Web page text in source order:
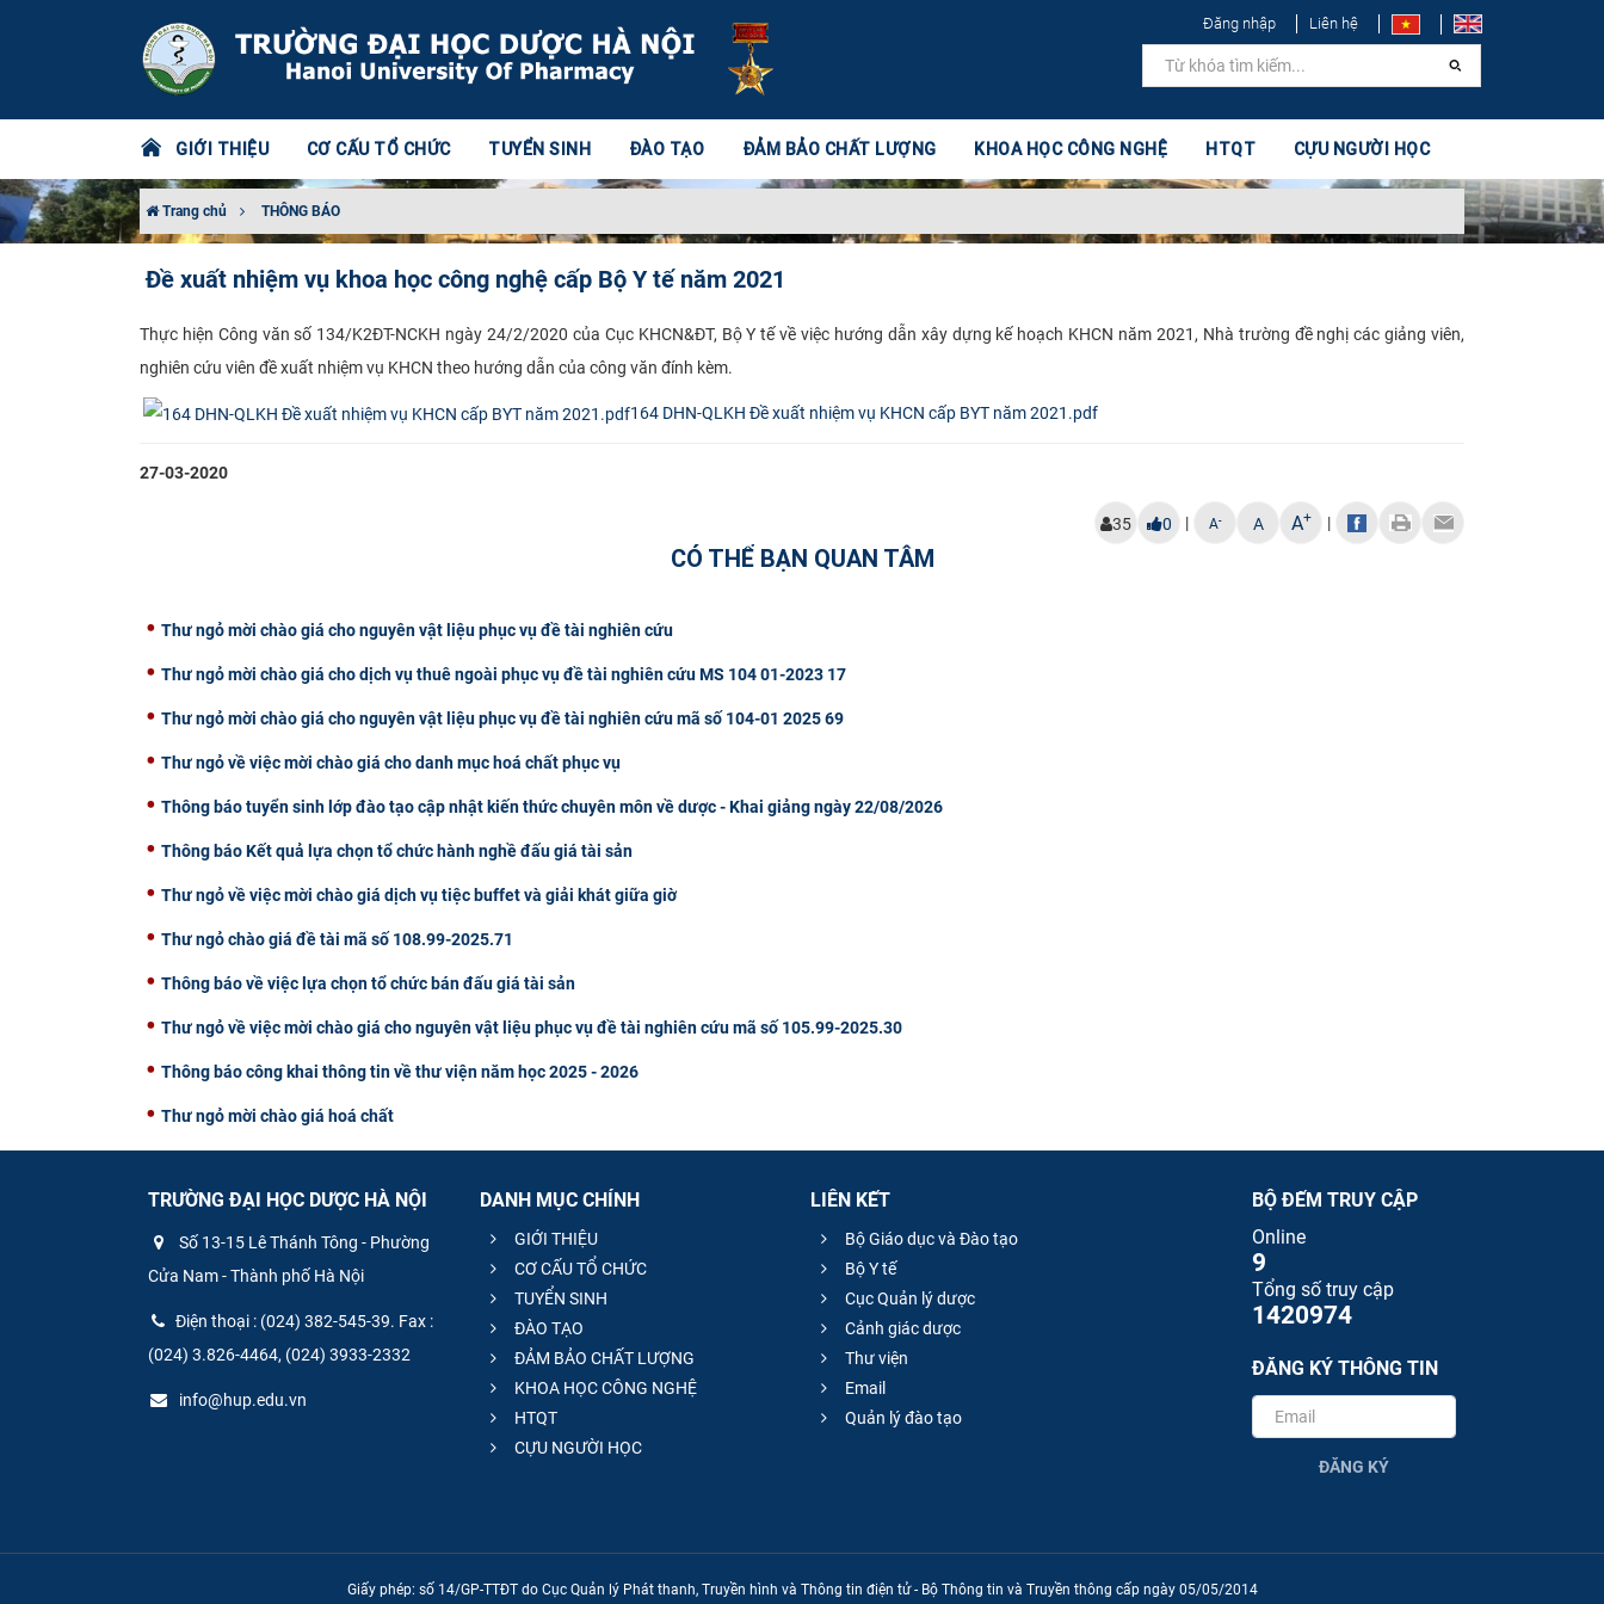
Đăng nhập Liên hệ
GIỚI THIỆU CƠ CẤU TỔ CHỨC TUYỂN SINH ĐÀO TẠO ĐẢM BẢO CHẤT LƯỢNG KHOA HỌC CÔNG NGHỆ HTQT CỰU NGƯỜI HỌC
Trang chủ THÔNG BÁO
Đề xuất nhiệm vụ khoa học công nghệ cấp Bộ Y tế năm 2021
​Thực hiện Công văn số 134/K2ĐT-NCKH ngày 24/2/2020 của Cục KHCN&ĐT, Bộ Y tế về việc hướng dẫn xây dựng kế hoạch KHCN năm 2021, Nhà trường đề nghị các giảng viên,
nghiên cứu viên đề xuất nhiệm vụ KHCN theo hướng dẫn của công văn đính kèm.
164 DHN-QLKH Đề xuất nhiệm vụ KHCN cấp BYT năm 2021.pdf
27-03-2020
35 0 | A- A A+ |
CÓ THỂ BẠN QUAN TÂM
Thư ngỏ mời chào giá cho nguyên vật liệu phục vụ đề tài nghiên cứu
Thư ngỏ mời chào giá cho dịch vụ thuê ngoài phục vụ đề tài nghiên cứu MS 104 01-2023 17
Thư ngỏ mời chào giá cho nguyên vật liệu phục vụ đề tài nghiên cứu mã số 104-01 2025 69
Thư ngỏ về việc mời chào giá cho danh mục hoá chất phục vụ
Thông báo tuyển sinh lớp đào tạo cập nhật kiến thức chuyên môn về dược - Khai giảng ngày 22/08/2026
Thông báo Kết quả lựa chọn tổ chức hành nghề đấu giá tài sản
Thư ngỏ về việc mời chào giá dịch vụ tiệc buffet và giải khát giữa giờ
Thư ngỏ chào giá đề tài mã số 108.99-2025.71
Thông báo về việc lựa chọn tổ chức bán đấu giá tài sản
Thư ngỏ về việc mời chào giá cho nguyên vật liệu phục vụ đề tài nghiên cứu mã số 105.99-2025.30
Thông báo công khai thông tin về thư viện năm học 2025 - 2026
Thư ngỏ mời chào giá hoá chất
TRƯỜNG ĐẠI HỌC DƯỢC HÀ NỘI
Số 13-15 Lê Thánh Tông - Phường
Cửa Nam - Thành phố Hà Nội
Điện thoại : (024) 382-545-39. Fax :
(024) 3.826-4464, (024) 3933-2332
info@hup.edu.vn
DANH MỤC CHÍNH
GIỚI THIỆU
CƠ CẤU TỔ CHỨC
TUYỂN SINH
ĐÀO TẠO
ĐẢM BẢO CHẤT LƯỢNG
KHOA HỌC CÔNG NGHỆ
HTQT
CỰU NGƯỜI HỌC
LIÊN KẾT
Bộ Giáo dục và Đào tạo
Bộ Y tế
Cục Quản lý dược
Cảnh giác dược
Thư viện
Email
Quản lý đào tạo
BỘ ĐẾM TRUY CẬP
Online
9
Tổng số truy cập
1420974
ĐĂNG KÝ THÔNG TIN
ĐĂNG KÝ
Giấy phép: số 14/GP-TTĐT do Cục Quản lý Phát thanh, Truyền hình và Thông tin điện tử - Bộ Thông tin và Truyền thông cấp ngày 05/05/2014